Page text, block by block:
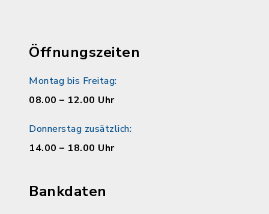
Öffnungszeiten
Montag bis Freitag:
08.00 – 12.00 Uhr
Donnerstag zusätzlich:
14.00 – 18.00 Uhr
Bankdaten